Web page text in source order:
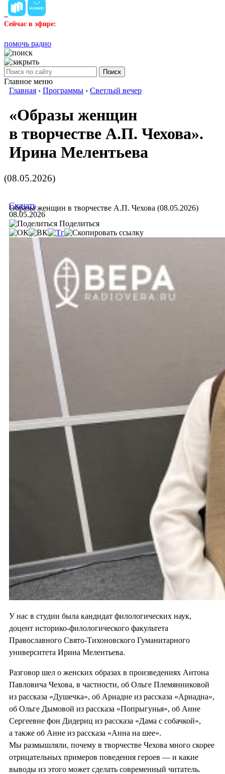
Сейчас в эфире:
помочь радио
Поиск
Главное меню
Главная › Программы › Светлый вечер
«Образы женщин
в творчестве А.П. Чехова».
Ирина Мелентьева
(08.05.2026)
Образы женщин в творчестве А.П. Чехова (08.05.2026)
Скачать
08.05.2026
Поделиться
У нас в студии была кандидат филологических наук,
доцент историко-филологического факультета
Православного Свято-Тихоновского Гуманитарного
университета Ирина Мелентьева.
Разговор шел о женских образах в произведениях Антона
Павловича Чехова, в частности, об Ольге Племянниковой
из рассказа «Душечка», об Ариадне из рассказа «Ариадна»,
об Ольге Дымовой из рассказа «Попрыгунья», об Анне
Сергеевне фон Дидериц из рассказа «Дама с собачкой»,
а также об Анне из рассказа «Анна на шее».
Мы размышляли, почему в творчестве Чехова много скорее
отрицательных примеров поведения героев — и какие
выводы из этого может сделать современный читатель.